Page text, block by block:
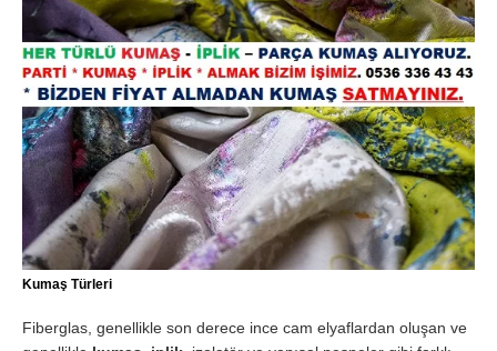
Kumaş Türleri
Fiberglas, genellikle son derece ince cam elyaflardan oluşan ve